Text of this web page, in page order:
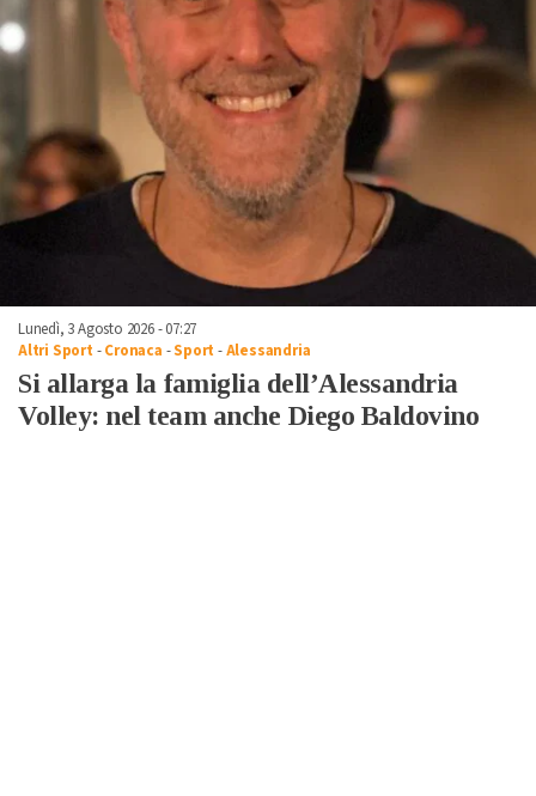
Lunedì, 3 Agosto 2026 - 07:27
Altri Sport -Cronaca -Sport -Alessandria
Si allarga la famiglia dell’Alessandria
Volley: nel team anche Diego Baldovino